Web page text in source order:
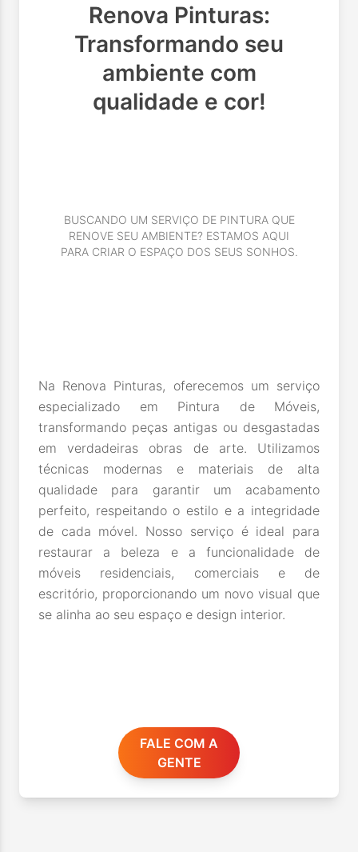
Renova Pinturas:
Transformando seu
ambiente com
qualidade e cor!
BUSCANDO UM SERVIÇO DE PINTURA QUE
RENOVE SEU AMBIENTE? ESTAMOS AQUI
PARA CRIAR O ESPAÇO DOS SEUS SONHOS.
Na Renova Pinturas, oferecemos um serviço
especializado em Pintura de Móveis,
transformando peças antigas ou desgastadas
em verdadeiras obras de arte. Utilizamos
técnicas modernas e materiais de alta
qualidade para garantir um acabamento
perfeito, respeitando o estilo e a integridade
de cada móvel. Nosso serviço é ideal para
restaurar a beleza e a funcionalidade de
móveis residenciais, comerciais e de
escritório, proporcionando um novo visual que
se alinha ao seu espaço e design interior.
FALE COM A
GENTE